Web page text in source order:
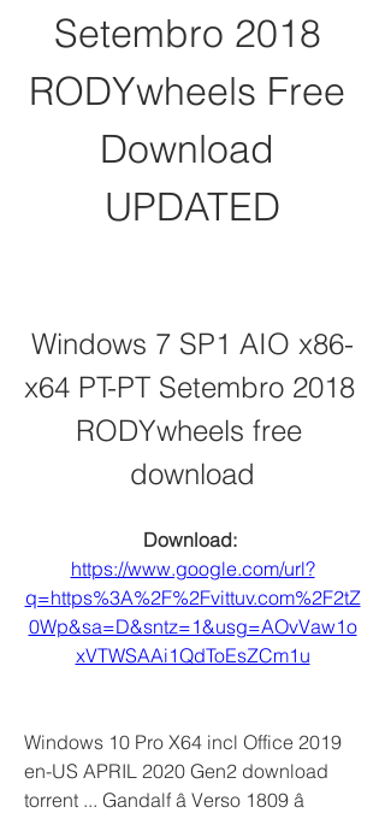
Setembro 2018
RODYwheels Free
Download
UPDATED
Windows 7 SP1 AIO x86-
x64 PT-PT Setembro 2018
RODYwheels free
download
https://www.google.com/url?
q=https%3A%2F%2Fvittuv.com%2F2tZ
0Wp&sa=D&sntz=1&usg=AOvVaw1o
xVTWSAAi1QdToEsZCm1u
Windows 10 Pro X64 incl Office 2019
en-US APRIL 2020 Gen2 download
torrent ... Gandalf â Verso 1809 â